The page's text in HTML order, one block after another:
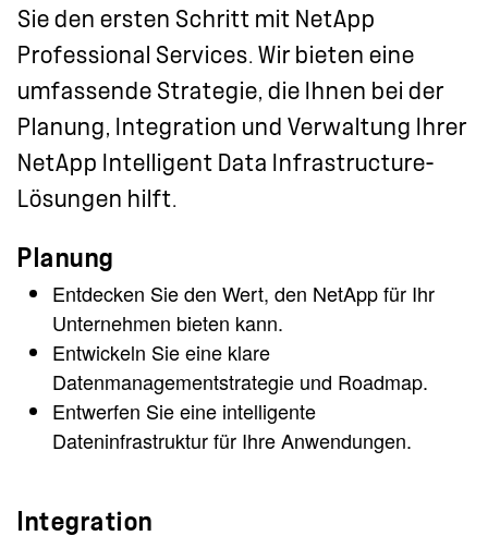
Sie den ersten Schritt mit NetApp
Professional Services. Wir bieten eine
umfassende Strategie, die Ihnen bei der
Planung, Integration und Verwaltung Ihrer
NetApp Intelligent Data Infrastructure-
Lösungen hilft.
Planung
Entdecken Sie den Wert, den NetApp für Ihr
Unternehmen bieten kann.
Entwickeln Sie eine klare
Datenmanagementstrategie und Roadmap.
Entwerfen Sie eine intelligente
Dateninfrastruktur für Ihre Anwendungen.
Integration